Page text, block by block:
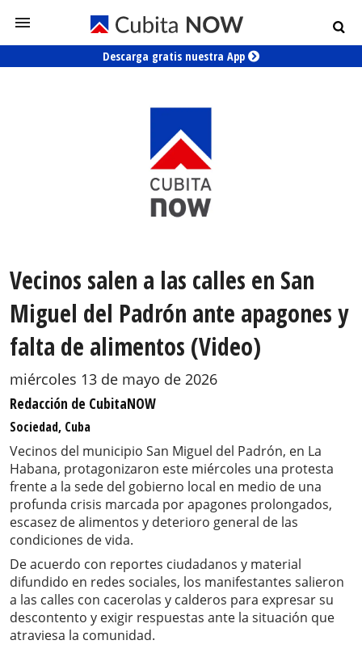
Descarga gratis nuestra App
Vecinos salen a las calles en San
Miguel del Padrón ante apagones y
falta de alimentos (Video)
miércoles 13 de mayo de 2026
Redacción de CubitaNOW
Sociedad, Cuba
Vecinos del municipio San Miguel del Padrón, en La
Habana, protagonizaron este miércoles una protesta
frente a la sede del gobierno local en medio de una
profunda crisis marcada por apagones prolongados,
escasez de alimentos y deterioro general de las
condiciones de vida.
De acuerdo con reportes ciudadanos y material
difundido en redes sociales, los manifestantes salieron
a las calles con cacerolas y calderos para expresar su
descontento y exigir respuestas ante la situación que
atraviesa la comunidad.